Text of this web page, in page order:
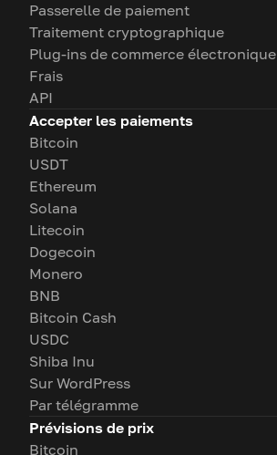
Passerelle de paiement
Traitement cryptographique
Plug-ins de commerce électronique
Frais
API
Accepter les paiements
Bitcoin
USDT
Ethereum
Solana
Litecoin
Dogecoin
Monero
BNB
Bitcoin Cash
USDC
Shiba Inu
Sur WordPress
Par télégramme
Prévisions de prix
Bitcoin